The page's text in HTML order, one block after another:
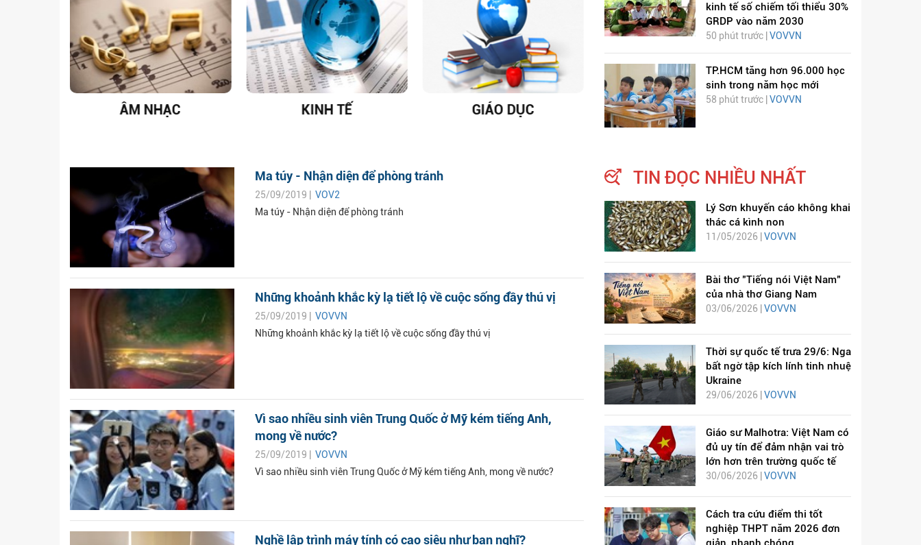
ÂM NHẠC KINH TẾ GIÁO DỤC
DỊCH VIÊM PHỔI COVID-
19
Ma túy - Nhận diện để phòng tránh
25/09/2019 | VOV2
Ma túy - Nhận diện để phòng tránh
Những khoảnh khắc kỳ lạ tiết lộ về cuộc sống đầy thú vị
25/09/2019 | VOVVN
Những khoảnh khắc kỳ lạ tiết lộ về cuộc sống đầy thú vị
Vì sao nhiều sinh viên Trung Quốc ở Mỹ kém tiếng Anh,
mong về nước?
25/09/2019 | VOVVN
Vì sao nhiều sinh viên Trung Quốc ở Mỹ kém tiếng Anh, mong về nước?
Nghề lập trình máy tính có cao siêu như bạn nghĩ?
kinh tế số chiếm tối thiểu 30%
GRDP vào năm 2030
50 phút trước | VOVVN
TP.HCM tăng hơn 96.000 học
sinh trong năm học mới
58 phút trước | VOVVN
TIN ĐỌC NHIỀU NHẤT
Lý Sơn khuyến cáo không khai
thác cá kình non
11/05/2026 | VOVVN
Bài thơ "Tiếng nói Việt Nam"
của nhà thơ Giang Nam
03/06/2026 | VOVVN
Thời sự quốc tế trưa 29/6: Nga
bất ngờ tập kích lính tinh nhuệ
Ukraine
29/06/2026 | VOVVN
Giáo sư Malhotra: Việt Nam có
đủ uy tín để đảm nhận vai trò
lớn hơn trên trường quốc tế
30/06/2026 | VOVVN
Cách tra cứu điểm thi tốt
nghiệp THPT năm 2026 đơn